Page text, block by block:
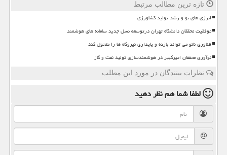
تازه ترین مطالب مرتبط
انرژی های نو و رشد تولید کشاورزی
موفقیت محققان دانشگاه تهران درتوسعه نسل جدید سامانه های هوشمند
فناوری نانو می تواند بازده و پایداری نیروگاه ها را متحول کند
نوآوری محققان امیرکبیر در هوشمندسازی تولید نفت و گاز
نظرات بینندگان در مورد این مطلب
لطفا شما همنظر دهید